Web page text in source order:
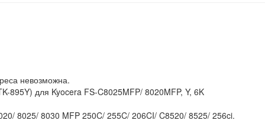
невозможна.
895Y) для Kyocera FS-C8025MFP/ 8020MFP, Y, 6K
8025/ 8030 MFP 250C/ 255C/ 206CI/ C8520/ 8525/ 256ci.